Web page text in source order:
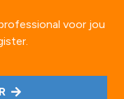
voor jou